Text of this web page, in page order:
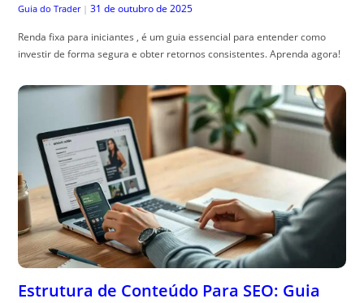
Guia do Trader | 31 de outubro de 2025
Renda fixa para iniciantes , é um guia essencial para entender como
investir de forma segura e obter retornos consistentes. Aprenda agora!
Estrutura de Conteúdo Para SEO: Guia